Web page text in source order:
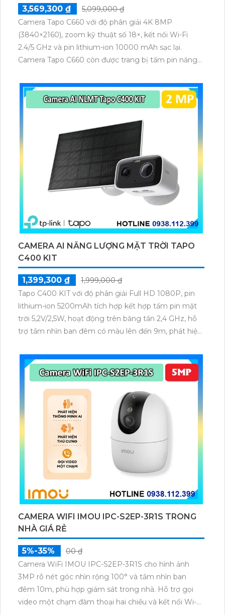
3,569,300 ₫
5,099,000 ₫
Camera Tapo C660 với độ phân giải 4K 8MP
(3840×2160), zoom kỹ thuật số 18×, kết nối Wi-Fi
2.4/5 GHz và pin lithium-ion 10000 mAh sạc lại.
Camera Tapo C660 còn được trang bị tấm pin năng
thú cưng, phương tiện, lưu trữ thẻ microSD tối đa 512
GB.
CAMERA AI NĂNG LƯỢNG MẶT TRỜI TAPO
C400 KIT
1,399,300 ₫
1,999,000 ₫
Tapo C400 KIT với độ phân giải Full HD 1080P, pin
lithium-ion 5200mAh tích hợp kết hợp tấm pin mặt
trời 5,2V/2,5W, hoạt động trên băng tần 2,4 GHz, hỗ
trợ tầm nhìn ban đêm có màu lên đến 9m, phát hiện
dữ liệu qua thẻ microSD lên đến 512GB.
CAMERA WIFI IMOU IPC-S2EP-3R1S TRONG
NHÀ GIÁ RẺ
5%-35%
00 ₫
Camera WiFi IMOU IPC-S2EP-3R1S cho hình ảnh
3MP rõ nét góc nhìn rộng 100° và tầm nhìn ban
đêm 10m, phù hợp giám sát trong nhà. Hỗ trợ gọi
video một chạm đàm thoại hai chiều và kết nối Wi-Fi